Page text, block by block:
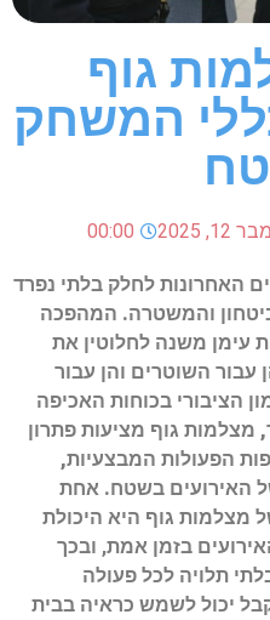
גוף
המשחק
2025
00:00
האחרונות לחלק בלתי נפרד
והמשטרה. המהפכה
עימן משנה לחלוטין את
השוטרים והן עבור
הציבורי בכוחות האכיפה
גוף מציעות פתרון
הפעולות המבצעיות,
האירועים בשטח. אחת
מצלמות גוף היא היכולת
בזמן אמת, ובכך
תלויה לכל פעולה
יכול לשמש כראיה בבית